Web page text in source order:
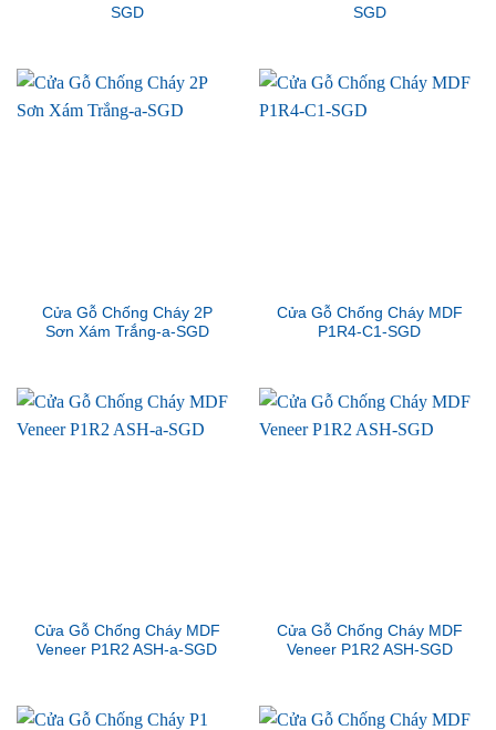
SGD
SGD
Cửa Gỗ Chống Cháy 2P
Sơn Xám Trắng-a-SGD
Cửa Gỗ Chống Cháy MDF
P1R4-C1-SGD
Cửa Gỗ Chống Cháy MDF
Veneer P1R2 ASH-a-SGD
Cửa Gỗ Chống Cháy MDF
Veneer P1R2 ASH-SGD